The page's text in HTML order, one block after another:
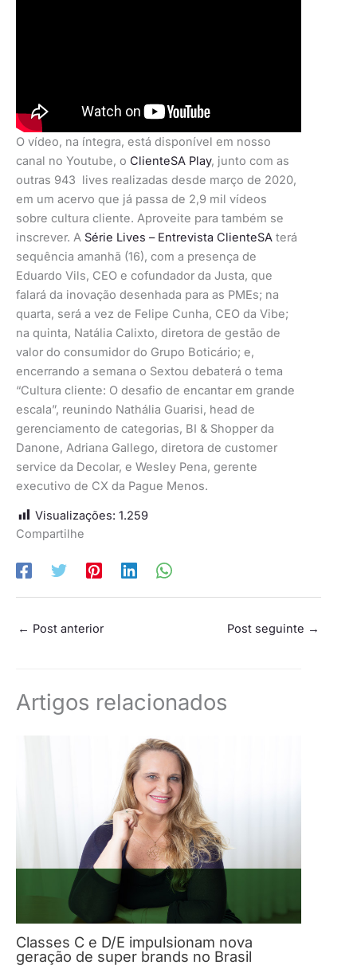
O vídeo, na íntegra, está disponível em nosso
canal no Youtube, o ClienteSA Play, junto com as
outras 943 lives realizadas desde março de 2020,
em um acervo que já passa de 2,9 mil vídeos
sobre cultura cliente. Aproveite para também se
inscrever. A Série Lives – Entrevista ClienteSA terá
sequência amanhã (16), com a presença de
Eduardo Vils, CEO e cofundador da Justa, que
falará da inovação desenhada para as PMEs; na
quarta, será a vez de Felipe Cunha, CEO da Vibe;
na quinta, Natália Calixto, diretora de gestão de
valor do consumidor do Grupo Boticário; e,
encerrando a semana o Sextou debaterá o tema
“Cultura cliente: O desafio de encantar em grande
escala”, reunindo Nathália Guarisi, head de
gerenciamento de categorias, BI & Shopper da
Danone, Adriana Gallego, diretora de customer
service da Decolar, e Wesley Pena, gerente
executivo de CX da Pague Menos.
Visualizações: 1.259
Compartilhe
← Post anterior Post seguinte →
Artigos relacionados
Classes C e D/E impulsionam nova
geração de super brands no Brasil